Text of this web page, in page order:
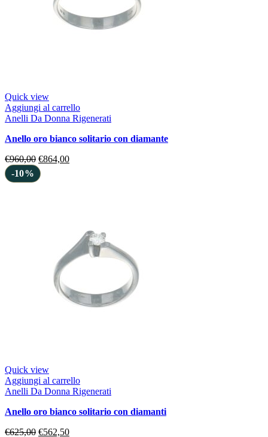
Quick view
Aggiungi al carrello
Anelli Da Donna Rigenerati
anello oro bianco solitario con diamante
€960,00 €864,00
-10%
Quick view
Aggiungi al carrello
Anelli Da Donna Rigenerati
anello oro bianco solitario con diamanti
€625,00 €562,50